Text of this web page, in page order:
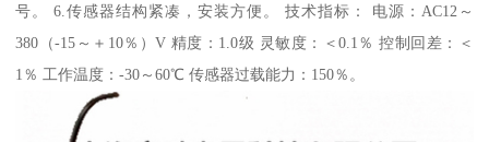
号。 6.传感器结构紧凑，安装方便。 技术指标： 电源：AC12～
380（-15～＋10％）V 精度：1.0级 灵敏度：＜0.1％ 控制回差：＜
1％ 工作温度：-30～60℃ 传感器过载能力：150％。